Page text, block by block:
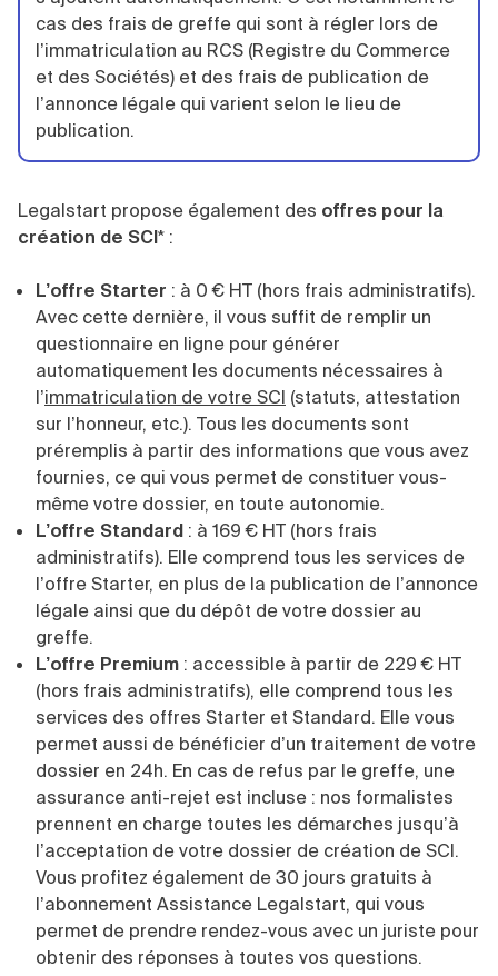
cas des frais de greffe qui sont à régler lors de
l’immatriculation au RCS (Registre du Commerce
et des Sociétés) et des frais de publication de
l’annonce légale qui varient selon le lieu de
publication.
Legalstart propose également des offres pour la
création de SCI* :
L’offre Starter : à 0 € HT (hors frais administratifs).
Avec cette dernière, il vous suffit de remplir un
questionnaire en ligne pour générer
automatiquement les documents nécessaires à
l’immatriculation de votre SCI (statuts, attestation
sur l’honneur, etc.). Tous les documents sont
préremplis à partir des informations que vous avez
fournies, ce qui vous permet de constituer vous-
même votre dossier, en toute autonomie.
L’offre Standard : à 169 € HT (hors frais
administratifs). Elle comprend tous les services de
l’offre Starter, en plus de la publication de l’annonce
légale ainsi que du dépôt de votre dossier au
greffe.
L’offre Premium : accessible à partir de 229 € HT
(hors frais administratifs), elle comprend tous les
services des offres Starter et Standard. Elle vous
permet aussi de bénéficier d’un traitement de votre
dossier en 24h. En cas de refus par le greffe, une
assurance anti-rejet est incluse : nos formalistes
prennent en charge toutes les démarches jusqu’à
l’acceptation de votre dossier de création de SCI.
Vous profitez également de 30 jours gratuits à
l’abonnement Assistance Legalstart, qui vous
permet de prendre rendez-vous avec un juriste pour
obtenir des réponses à toutes vos questions.